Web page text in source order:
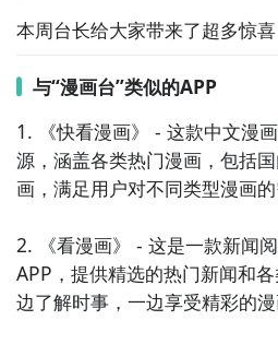
本周台长给大家带来了超多惊
与“漫画台”类似的APP
1. 《快看漫画》 - 这款中文漫
源，涵盖各类热门漫画，包括
画，满足用户对不同类型漫画的
2. 《看漫画》 - 这是一款新闻
APP，提供精选的热门新闻和
边了解时事，一边享受精彩的漫